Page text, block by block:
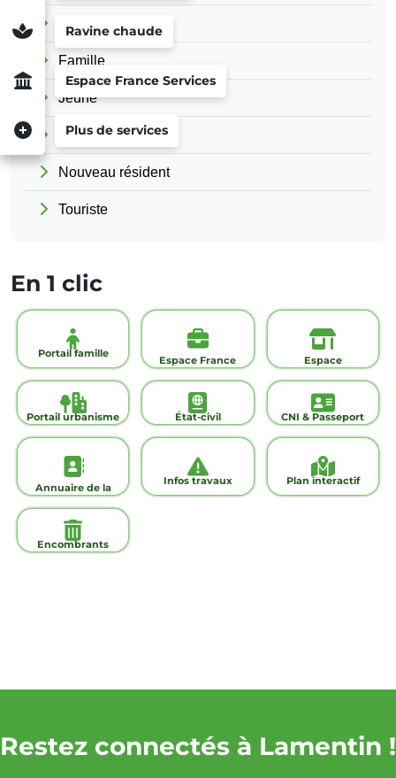
Ravine chaude
Espace France Services
Plus de services
Association
Famille
Jeune
Senior
Nouveau résident
Touriste
En 1 clic
Portail famille
Espace France
Espace
Portail urbanisme État-civil CNI & Passeport
Annuaire de la
Infos travaux Plan interactif
Encombrants
Restez connectés à Lamentin !